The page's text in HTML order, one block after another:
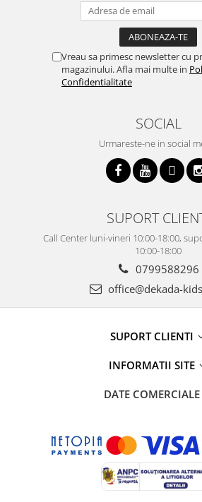
Vreau sa primesc newsletter cu
magazinului. Afla mai multe in
Confidentialitate
SOCIAL
Urmareste-ne in social
SUPORT
Call Center luni-vineri 10:00-18:00,
10:00-18:00
0799588296
office@dekada-
SUPORT CLIENTI
INFORMATII SITE
DATE COMERCIALE